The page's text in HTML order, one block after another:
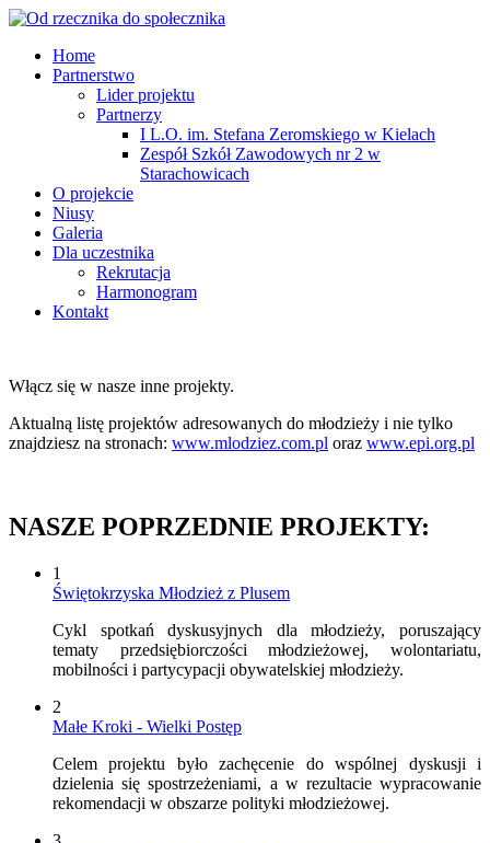
Home
Partnerstwo
Lider projektu
Partnerzy
I L.O. im. Stefana Zeromskiego w Kielach
Zespół Szkół Zawodowych nr 2 w
Starachowicach
O projekcie
Niusy
Galeria
Dla uczestnika
Rekrutacja
Harmonogram
Kontakt
Włącz się w nasze inne projekty.
Aktualną listę projektów adresowanych do młodzieży i nie tylko
znajdziesz na stronach: www.mlodziez.com.pl oraz www.epi.org.pl
NASZE POPRZEDNIE PROJEKTY:
1
Świętokrzyska Młodzież z Plusem
Cykl spotkań dyskusyjnych dla młodzieży, poruszający
tematy przedsiębiorczości młodzieżowej, wolontariatu,
mobilności i partycypacji obywatelskiej młodzieży.
2
Małe Kroki - Wielki Postęp
Celem projektu było zachęcenie do wspólnej dyskusji i
dzielenia się spostrzeżeniami, a w rezultacie wypracowanie
rekomendacji w obszarze polityki młodzieżowej.